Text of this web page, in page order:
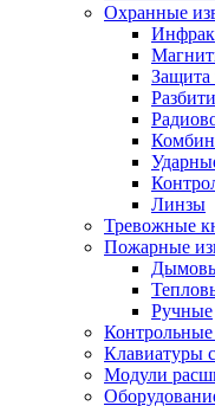
Охранные
Линзы
Тревожные
Пожарные
Ручные
Клавиатуры
Модули